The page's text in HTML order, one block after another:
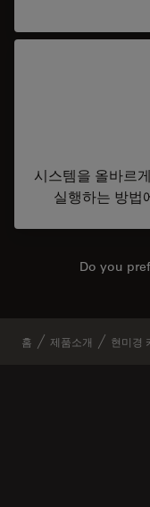
시스템을 올바르
실행하는 방법
Do you
홈 제품소개 현미경